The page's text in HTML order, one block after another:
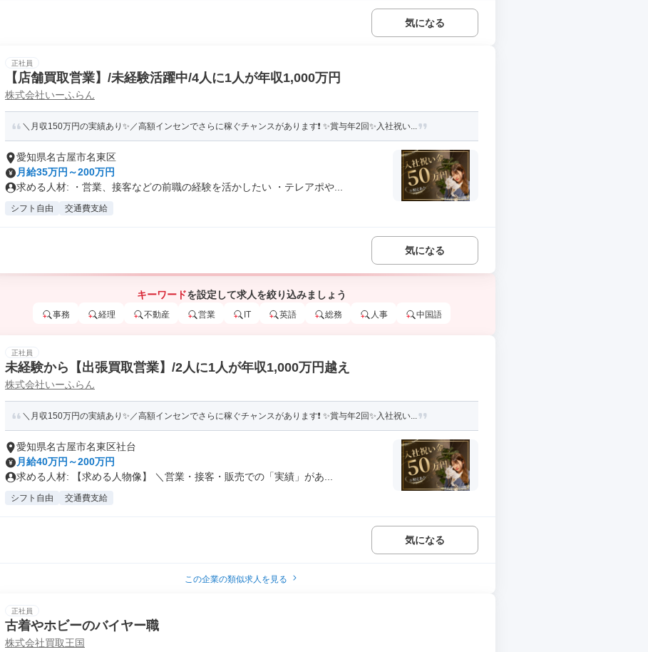
気になる
正社員
【店舗買取営業】/未経験活躍中/4人に1人が年収1,000万円
株式会社いーふらん
＼月収150万円の実績あり✨／高額インセンでさらに稼ぐチャンスがあります❗ ✨賞与年2回✨入社祝い...
愛知県名古屋市名東区
月給35万円～200万円
求める人材: ・営業、接客などの前職の経験を活かしたい ・テレアポや...
シフト自由 交通費支給
気になる
キーワードを設定して求人を絞り込みましょう
事務 経理 不動産 営業 IT 英語 総務 人事 中国語
正社員
未経験から【出張買取営業】/2人に1人が年収1,000万円越え
株式会社いーふらん
＼月収150万円の実績あり✨／高額インセンでさらに稼ぐチャンスがあります❗ ✨賞与年2回✨入社祝い...
愛知県名古屋市名東区社台
月給40万円～200万円
求める人材: 【求める人物像】 ＼営業・接客・販売での「実績」があ...
シフト自由 交通費支給
気になる
この企業の類似求人を見る
正社員
古着やホビーのバイヤー職
株式会社買取王国